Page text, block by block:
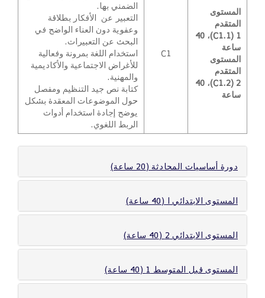
المستوى
المتقدم
1 (C1.1)، 40
ساعة
المستوى
المتقدم
2 (C1.2)، 40
ساعة
C1
الضمني بها.
التعبير عن الأفكار بطلاقة
وعفوية دون العناء الواضح في
البحث عن التعبيرات.
استخدام اللغة بمرونة وفعالية
للأغراض الاجتماعية والأكاديمية
والمهنية.
كتابة نص جيد التنظيم ومفصل
حول الموضوعات المعقدة بشكل
يوضح إجادة استخدام أدوات
الربط اللغوي.
دورة أساسيات المحادثة (20 ساعة)
المستوى الابتدائي ا (40 ساعة)
المستوى الابتدائي 2 (40 ساعة)
المستوى قبل المتوسط 1 (40 ساعة)